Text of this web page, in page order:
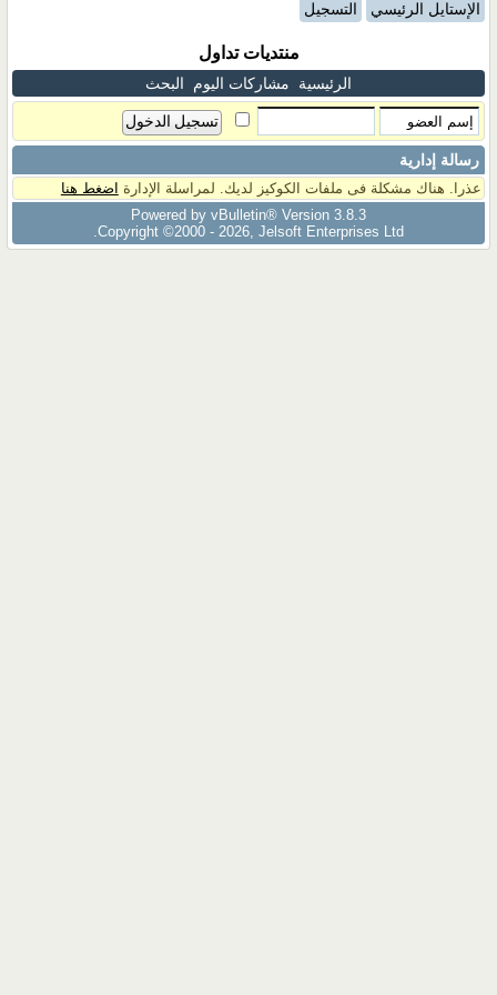
الإستايل الرئيسي التسجيل
منتديات تداول
الرئيسية مشاركات اليوم البحث
رسالة إدارية
عذرا. هناك مشكلة فى ملفات الكوكيز لديك. لمراسلة الإدارة اضغط هنا
Powered by vBulletin® Version 3.8.3
Copyright ©2000 - 2026, Jelsoft Enterprises Ltd.